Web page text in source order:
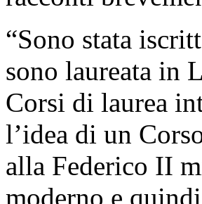
“Sono stata
sono laureata in
Corsi di laurea
l’idea di un
alla Federico II
moderno e